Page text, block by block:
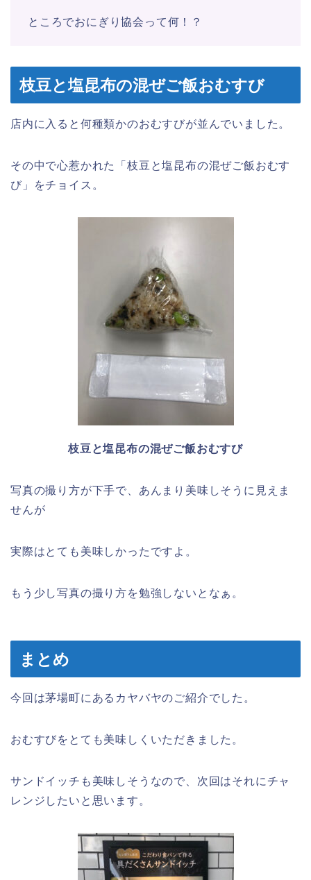
ところでおにぎり協会って何！？
枝豆と塩昆布の混ぜご飯おむすび
店内に入ると何種類かのおむすびが並んでいました。
その中で心惹かれた「枝豆と塩昆布の混ぜご飯おむす
び」をチョイス。
枝豆と塩昆布の混ぜご飯おむすび
写真の撮り方が下手で、あんまり美味しそうに見えま
せんが
実際はとても美味しかったですよ。
もう少し写真の撮り方を勉強しないとなぁ。
まとめ
今回は茅場町にあるカヤバヤのご紹介でした。
おむすびをとても美味しくいただきました。
サンドイッチも美味しそうなので、次回はそれにチャ
レンジしたいと思います。